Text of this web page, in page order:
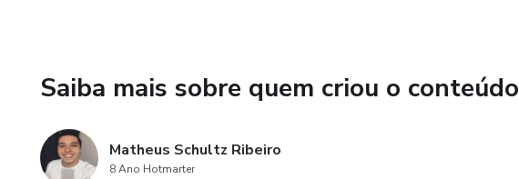
Saiba mais sobre quem criou o conteúdo
Matheus Schultz Ribeiro
8 Ano Hotmarter